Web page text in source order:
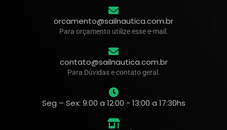
orcamento@sailnautica.com.br
Para orçamento utilize esse e-mail.
contato@sailnautica.com.br
Para Dúvidas e contato geral.
Seg – Sex: 9:00 a 12:00 - 13:00 a 17:30hs